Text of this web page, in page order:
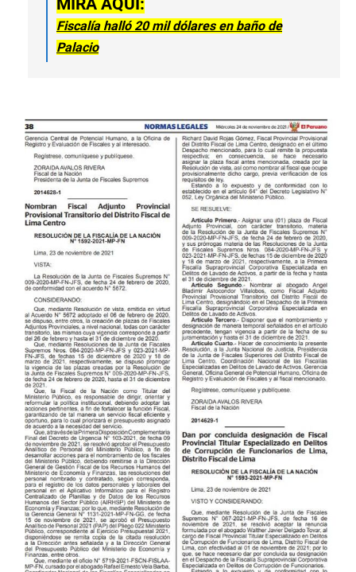
MIRA AQUÍ:
Fiscalía halló 20 mil dólares en baño de
Palacio